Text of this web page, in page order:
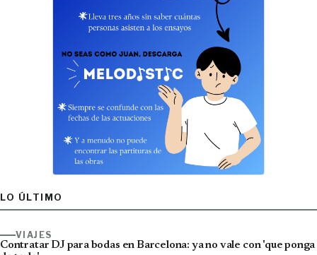
LO ÚLTIMO
VIAJES
Contratar DJ para bodas en Barcelona: ya no vale con 'que ponga